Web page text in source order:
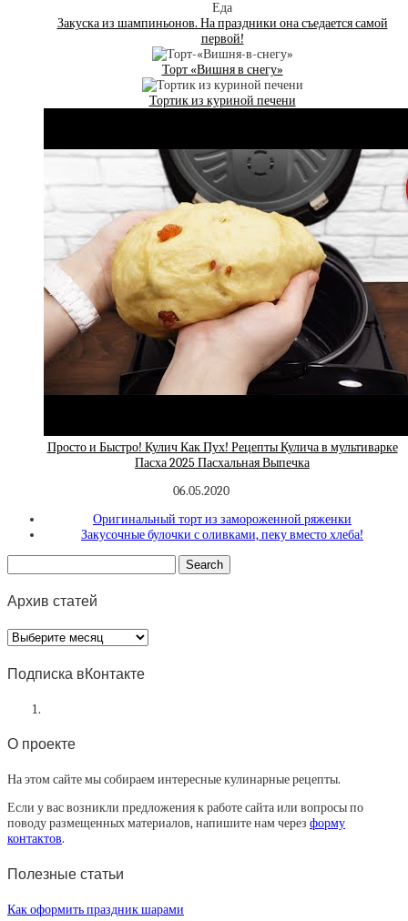
Закуска из шампиньонов. На праздники она съедается самой
первой!⁠⁠
Торт «Вишня в снегу»
Тортик из куриной печени
Просто и Быстро! Кулич Как Пух! Рецепты Кулича в мультиварке
Пасха 2025 Пасхальная Выпечка
06.05.2020
Оригинальный торт из замороженной ряженки
Закусочные булочки с оливками, пеку вместо хлеба!
Архив статей
Архив
статей
Подписка вКонтакте
О проекте
На этом сайте мы собираем интересные кулинарные рецепты.
Если у вас возникли предложения к работе сайта или вопросы по
поводу размещенных материалов, напишите нам через форму
контактов.
Полезные статьи
Как оформить праздник шарами